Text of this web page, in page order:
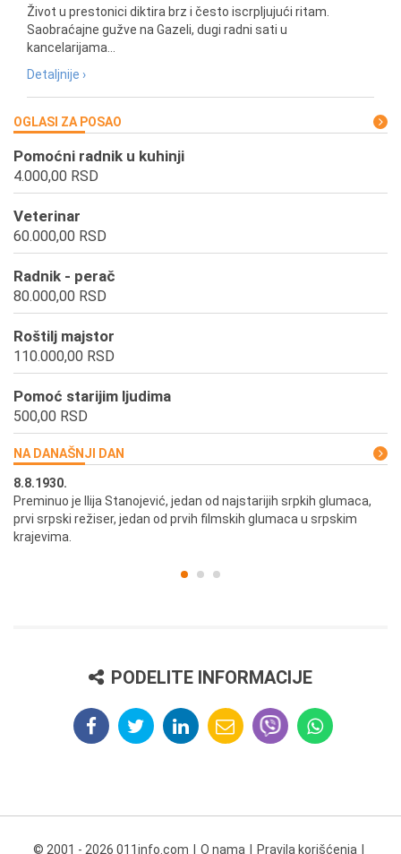
Život u prestonici diktira brz i često iscrpljujući ritam.
Saobraćajne gužve na Gazeli, dugi radni sati u
kancelarijama...
Detaljnije ›
OGLASI ZA POSAO
Pomoćni radnik u kuhinji
4.000,00 RSD
Veterinar
60.000,00 RSD
Radnik - perač
80.000,00 RSD
Roštilj majstor
110.000,00 RSD
Pomoć starijim ljudima
500,00 RSD
NA DANAŠNJI DAN
8.8.1930.
Preminuo je Ilija Stanojević, jedan od najstarijih srpkih glumaca,
prvi srpski režiser, jedan od prvih filmskih glumaca u srpskim
krajevima.
PODELITE INFORMACIJE
© 2001 - 2026 011info.com O nama Pravila korišćenja